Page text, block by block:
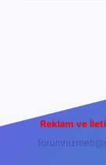
Reklam ve